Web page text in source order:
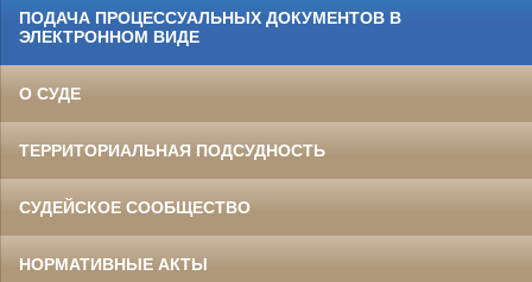
ПОДАЧА ПРОЦЕССУАЛЬНЫХ ДОКУМЕНТОВ В
ЭЛЕКТРОННОМ ВИДЕ
О СУДЕ
ТЕРРИТОРИАЛЬНАЯ ПОДСУДНОСТЬ
СУДЕЙСКОЕ СООБЩЕСТВО
НОРМАТИВНЫЕ АКТЫ